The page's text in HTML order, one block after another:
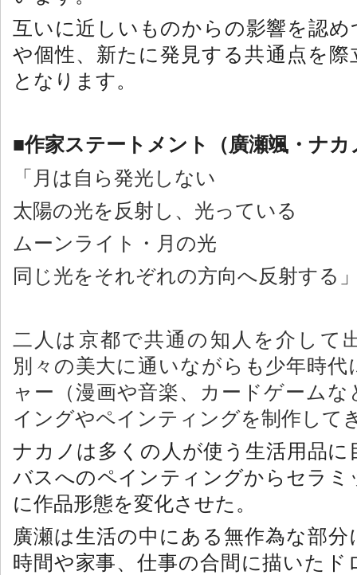
互いに近しいものからの影響を認
や個性、新たに発見する共通点を
となります。
■作家ステートメント（廣瀬颯・ナ
「月は自ら発光しない
太陽の光を反射し、光っている
ムーンライト・月の光
同じ光をそれぞれの方向へ反射する
二人は京都で共通の知人を介して
別々の美大に通いながらも少年時
ャー（漫画や音楽、カードゲーム
イングやペインティングを制作して
ナカノは多くの人が使う生活用品
バスへのペインティングからセラ
に作品形態を変化させた。
廣瀬は生活の中にある無作為な部
時間や家事、仕事の合間に描いた